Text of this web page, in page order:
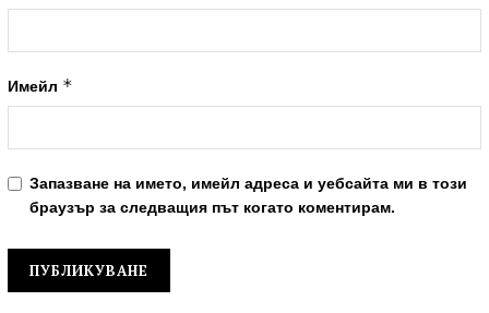
Имейл *
Запазване на името, имейл адреса и уебсайта ми в този
браузър за следващия път когато коментирам.